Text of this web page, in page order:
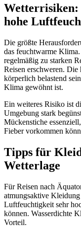
Wetterrisiken:
hohe
Die größte
das feuchtwarme
regelmäßig zu starken
Reisen erschweren.
körperlich belastend
Klima gewöhnt ist.
Ein weiteres Risiko ist
Umgebung stark
Mückenstiche
Fieber vorkommen
Tipps für
Wetterlage
Für Reisen nach
atmungsaktive
Luftfeuchtigkeit sehr
können. Wasserdichte
Vorteil.